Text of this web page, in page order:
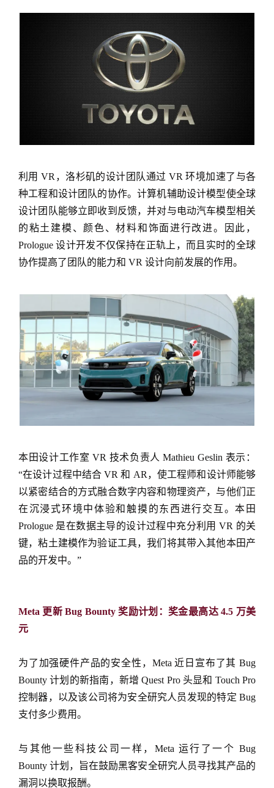
利用 VR，洛杉矶的设计团队通过 VR 环境加速了与各
种工程和设计团队的协作。计算机辅助设计模型使全球
设计团队能够立即收到反馈，并对与电动汽车模型相关
的粘土建模、颜色、材料和饰面进行改进。因此，
Prologue 设计开发不仅保持在正轨上，而且实时的全球
协作提高了团队的能力和 VR 设计向前发展的作用。
本田设计工作室 VR 技术负责人 Mathieu Geslin 表示：
“在设计过程中结合 VR 和 AR，使工程师和设计师能够
以紧密结合的方式融合数字内容和物理资产，与他们正
在沉浸式环境中体验和触摸的东西进行交互。本田
Prologue 是在数据主导的设计过程中充分利用 VR 的关
键，粘土建模作为验证工具，我们将其带入其他本田产
品的开发中。”
Meta 更新 Bug Bounty 奖励计划：奖金最高达 4.5 万美
元
为了加强硬件产品的安全性，Meta 近日宣布了其 Bug
Bounty 计划的新指南，新增 Quest Pro 头显和 Touch Pro
控制器，以及该公司将为安全研究人员发现的特定 Bug
支付多少费用。
与其他一些科技公司一样，Meta 运行了一个 Bug
Bounty 计划，旨在鼓励黑客安全研究人员寻找其产品的
漏洞以换取报酬。